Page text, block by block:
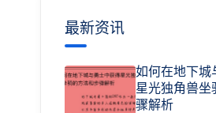
最新资讯
如何在地下城
星光独角兽坐
骤解析